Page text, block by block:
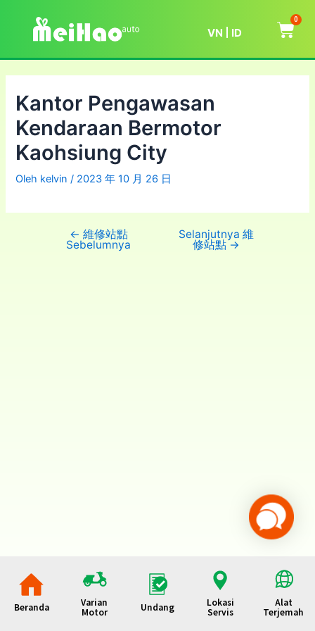
VN ID
0
Kantor Pengawasan
Kendaraan Bermotor
Kaohsiung City
Oleh kelvin/ 2023 年 10 月 26 日
← 維修站點
Sebelumnya
Selanjutnya 維
修站點→
Beranda
Varian
Motor
Undang
Lokasi
Servis
Alat
Terjemah